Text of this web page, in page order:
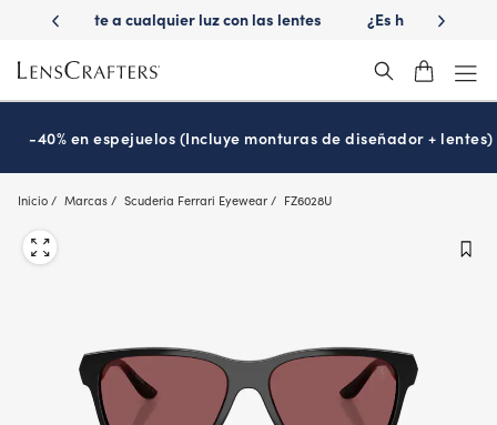
main
content
lentes
¿Es hora de tu examen de la vista?
Disfruta -
-40% en espejuelos (Incluye monturas de diseñador + lentes)
Inicio Marcas Scuderia Ferrari Eyewear FZ6028U